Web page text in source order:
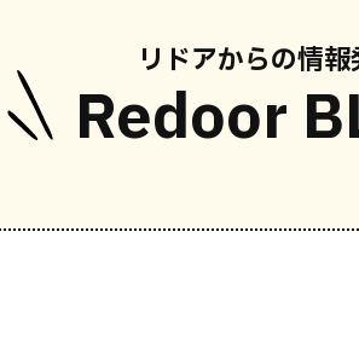
リドアからの情
Redoor